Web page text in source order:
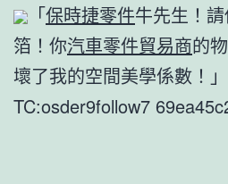
「保時捷零件牛先生！
箔！你汽車零件貿易商的
壞了我的空間美學係數！」
TC:osder9follow7